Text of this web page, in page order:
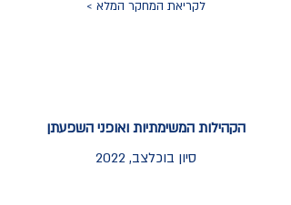
לקריאת המחקר המלא >
הקהילות המשימתיות ואופני השפעתן
סיון בוכלצב, 2022